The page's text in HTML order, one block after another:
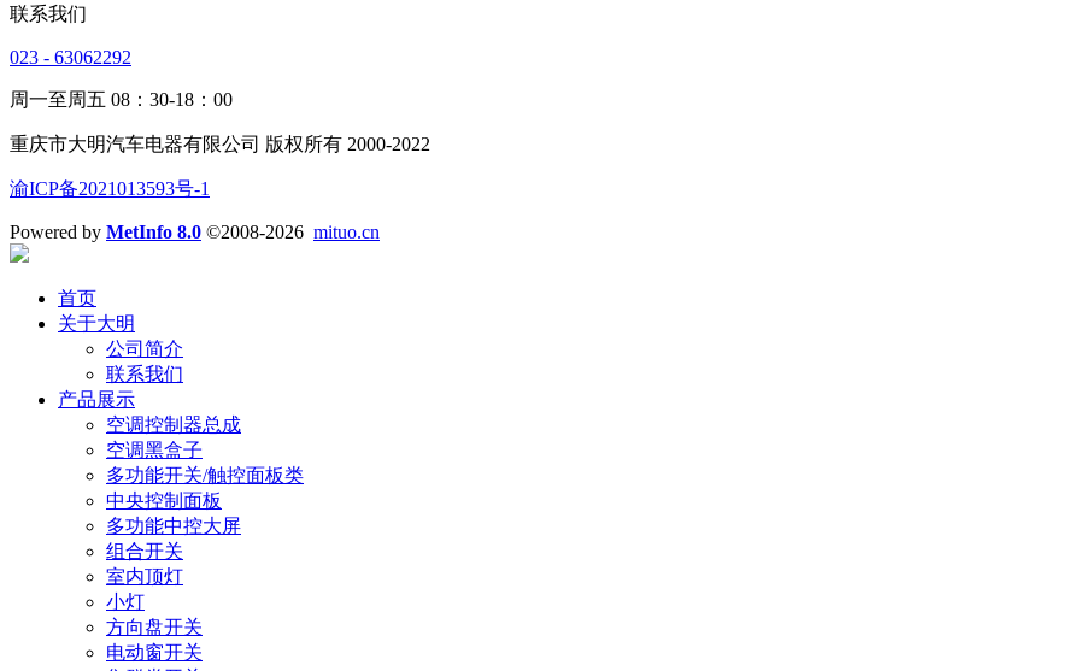
联系我们
023 - 63062292
周一至周五 08：30-18：00
重庆市大明汽车电器有限公司 版权所有 2000-2022
渝ICP备2021013593号-1
Powered by MetInfo 8.0 ©2008-2026 mituo.cn
首页
关于大明
公司简介
联系我们
产品展示
空调控制器总成
空调黑盒子
多功能开关/触控面板类
中央控制面板
多功能中控大屏
组合开关
室内顶灯
小灯
方向盘开关
电动窗开关